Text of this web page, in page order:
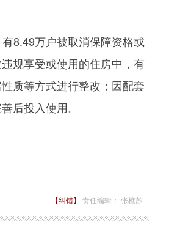
8.49万户被取消保障资格或
规享受或使用的住房中，有
质等方式进行整改；因配套
后投入使用。
【纠错】 责任编辑： 张樵苏